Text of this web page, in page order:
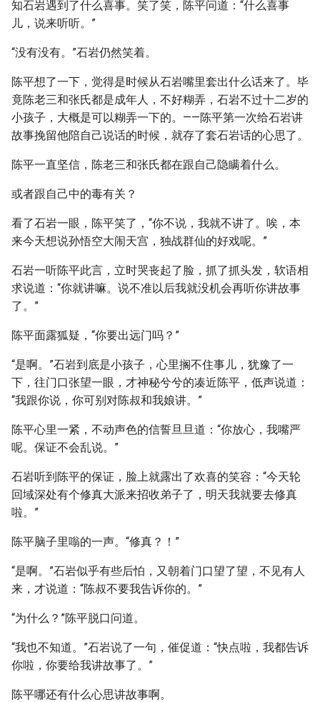
知石岩遇到了什么喜事。笑了笑，陈平问道：“什么喜事
儿，说来听听。”
“没有没有。”石岩仍然笑着。
陈平想了一下，觉得是时候从石岩嘴里套出什么话来了。毕
竟陈老三和张氏都是成年人，不好糊弄，石岩不过十二岁的
小孩子，大概是可以糊弄一下的。——陈平第一次给石岩讲
故事挽留他陪自己说话的时候，就存了套石岩话的心思了。
陈平一直坚信，陈老三和张氏都在跟自己隐瞒着什么。
或者跟自己中的毒有关？
看了石岩一眼，陈平笑了，“你不说，我就不讲了。唉，本
来今天想说孙悟空大闹天宫，独战群仙的好戏呢。”
石岩一听陈平此言，立时哭丧起了脸，抓了抓头发，软语相
求说道：“你就讲嘛。说不准以后我就没机会再听你讲故事
了。”
陈平面露狐疑，“你要出远门吗？”
“是啊。”石岩到底是小孩子，心里搁不住事儿，犹豫了一
下，往门口张望一眼，才神秘兮兮的凑近陈平，低声说道：
“我跟你说，你可别对陈叔和我娘讲。”
陈平心里一紧，不动声色的信誓旦旦道：“你放心，我嘴严
呢。保证不会乱说。”
石岩听到陈平的保证，脸上就露出了欢喜的笑容：“今天轮
回域深处有个修真大派来招收弟子了，明天我就要去修真
啦。”
陈平脑子里嗡的一声。“修真？！”
“是啊。”石岩似乎有些后怕，又朝着门口望了望，不见有人
来，才说道：“陈叔不要我告诉你的。”
“为什么？”陈平脱口问道。
“我也不知道。”石岩说了一句，催促道：“快点啦，我都告诉
你啦，你要给我讲故事了。”
陈平哪还有什么心思讲故事啊。